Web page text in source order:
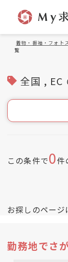
着物・振袖・フォト
覧
全国 , EC
この条件で0件
お探しのペー
勤務地でさ